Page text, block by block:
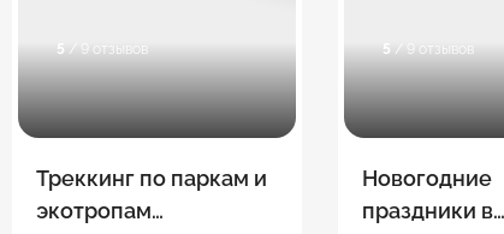
5 / 9 отзывов
Треккинг по паркам и
экотропам
5 / 9 отзывов
Новогодние
праздники в